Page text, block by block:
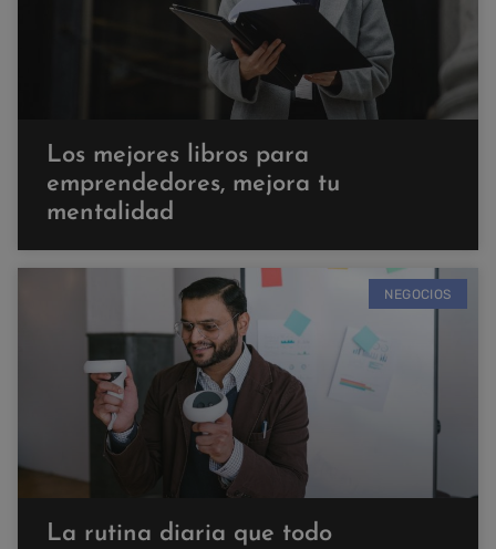
Los mejores libros para
emprendedores, mejora tu
mentalidad
NEGOCIOS
La rutina diaria que todo